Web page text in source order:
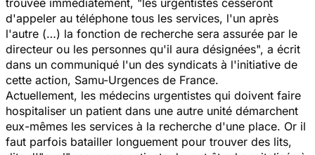
d'appeler au téléphone tous les services, l'un après
l'autre (…) la fonction de recherche sera assurée par le
directeur ou les personnes qu'il aura désignées", a écrit
dans un communiqué l'un des syndicats à l'initiative de
cette action, Samu-Urgences de France.
Actuellement, les médecins urgentistes qui doivent faire
hospitaliser un patient dans une autre unité démarchent
eux-mêmes les services à la recherche d'une place. Or il
faut parfois batailler longuement pour trouver des lits,